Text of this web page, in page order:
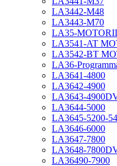
LA3442-M48
LA3443-M70
LA35-
LA3541-AT
LA3542-BT
LA36-
LA3641-4800
LA3642-4900
LA3643-
LA3644-5000
LA3645-5200-
LA3646-6000
LA3647-7800
LA3648-
LA36490-7900